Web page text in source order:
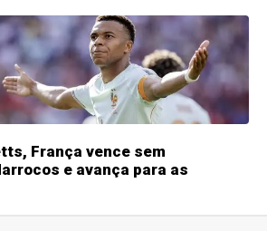
França vence sem
e avança para as